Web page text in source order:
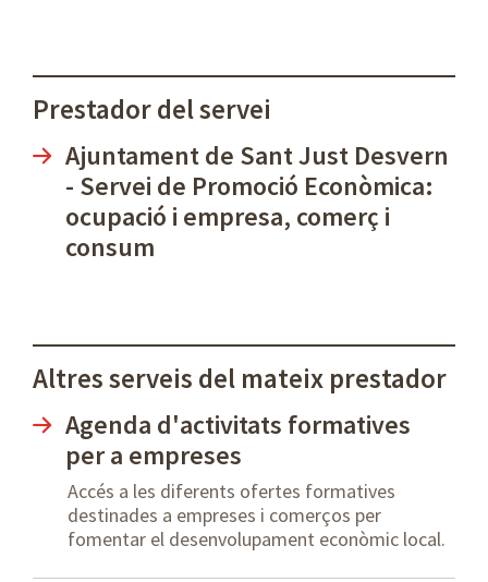
Prestador del servei
Ajuntament de Sant Just Desvern
- Servei de Promoció Econòmica:
ocupació i empresa, comerç i
consum
Altres serveis del mateix prestador
Agenda d'activitats formatives
per a empreses
Accés a les diferents ofertes formatives
destinades a empreses i comerços per
fomentar el desenvolupament econòmic local.